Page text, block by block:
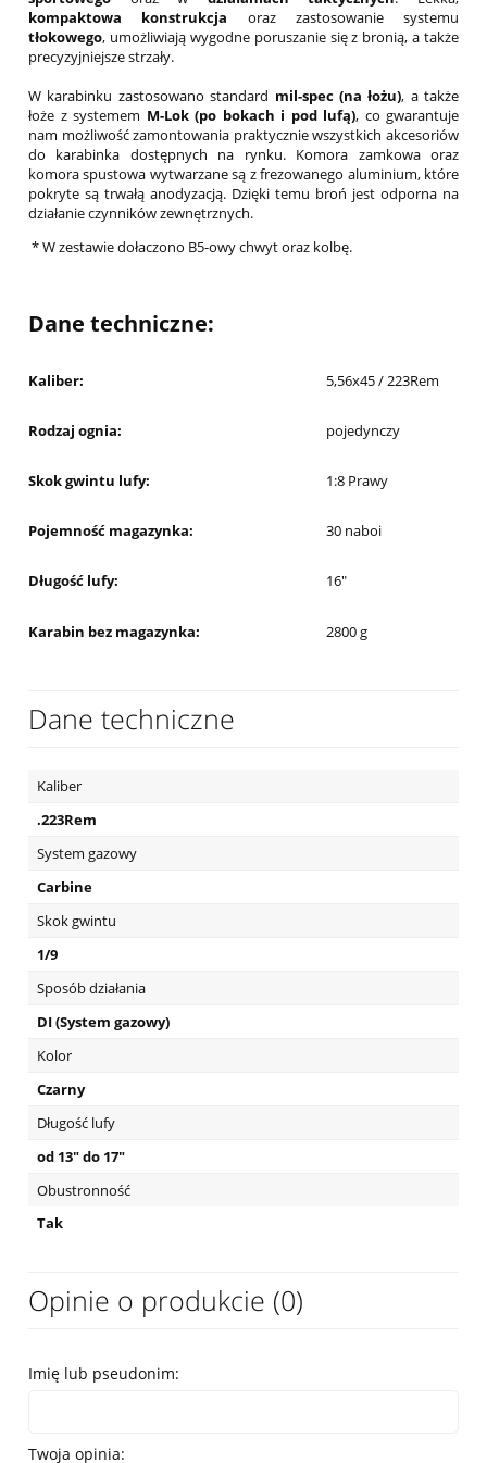
kompaktowa konstrukcja oraz zastosowanie systemu
tłokowego, umożliwiają wygodne poruszanie się z bronią, a także
precyzyjniejsze strzały.
W karabinku zastosowano standard mil-spec (na łożu), a także
łoże z systemem M-Lok (po bokach i pod lufą), co gwarantuje
nam możliwość zamontowania praktycznie wszystkich akcesoriów
do karabinka dostępnych na rynku. Komora zamkowa oraz
komora spustowa wytwarzane są z frezowanego aluminium, które
pokryte są trwałą anodyzacją. Dzięki temu broń jest odporna na
działanie czynników zewnętrznych.
* W zestawie dołaczono B5-owy chwyt oraz kolbę.
Dane techniczne:
Kaliber: 5,56x45 / 223Rem
Rodzaj ognia: pojedynczy
Skok gwintu lufy: 1:8 Prawy
Pojemność magazynka: 30 naboi
Długość lufy: 16"
Karabin bez magazynka: 2800 g
Dane techniczne
Kaliber
.223Rem
System gazowy
Carbine
Skok gwintu
1/9
Sposób działania
DI (System gazowy)
Kolor
Czarny
Długość lufy
od 13" do 17"
Obustronność
Tak
Opinie o produkcie (0)
Imię lub pseudonim:
Twoja opinia: